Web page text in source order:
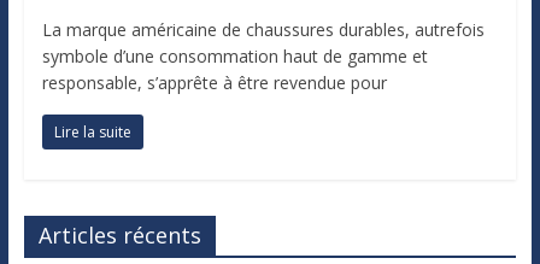
La marque américaine de chaussures durables, autrefois
symbole d’une consommation haut de gamme et
responsable, s’apprête à être revendue pour
Lire la suite
Articles récents